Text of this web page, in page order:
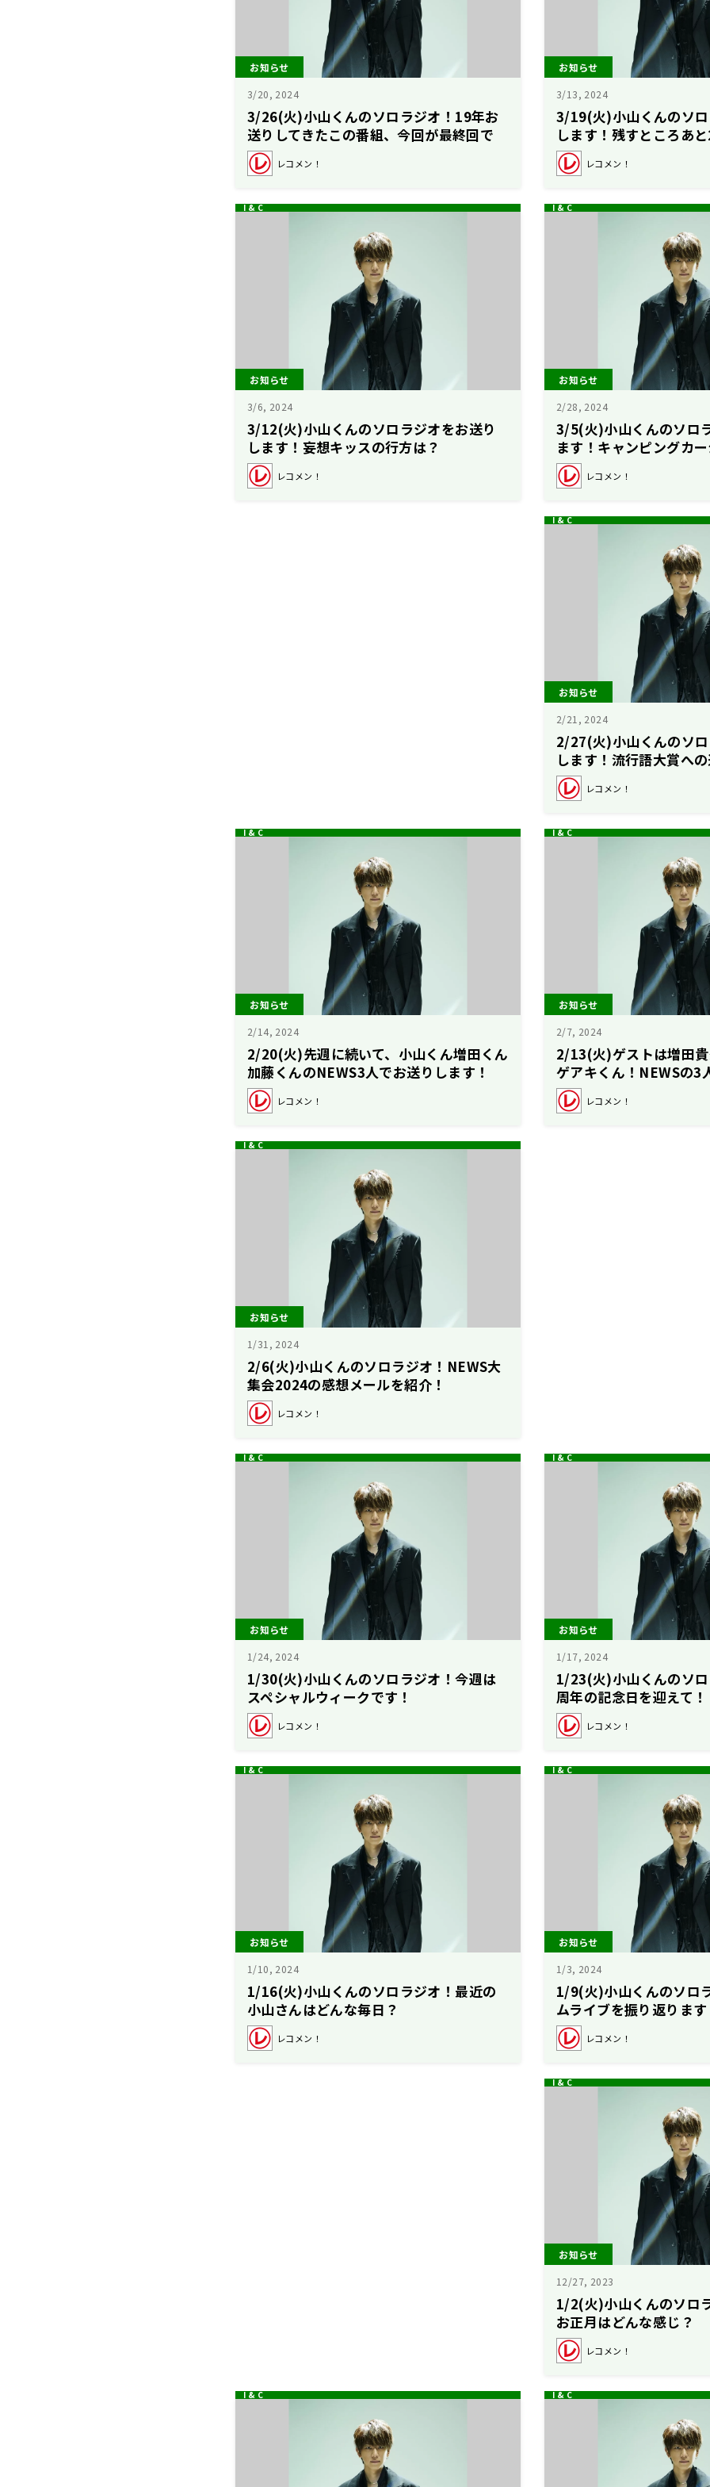
お知らせ
3/20, 2024
3/26(火)小山くんのソロラジオ！19年お
送りしてきたこの番組、今回が最終回で
す！
レコメン！
お知らせ
3/13, 2024
3/19(火)小山くんのソ
します！残すところあと
レコメン！
お知らせ
3/6, 2024
3/12(火)小山くんのソロラジオをお送り
します！妄想キッスの行方は？
レコメン！
お知らせ
2/28, 2024
3/5(火)小山くんのソロ
ます！キャンピングカ
ります！
レコメン！
お知らせ
2/21, 2024
2/27(火)小山くんのソ
します！流行語大賞への
レコメン！
お知らせ
2/14, 2024
2/20(火)先週に続いて、小山くん増田くん
加藤くんのNEWS3人でお送りします！
レコメン！
お知らせ
2/7, 2024
2/13(火)ゲストは増田
ゲアキくん！NEWSの3
す！
レコメン！
お知らせ
1/31, 2024
2/6(火)小山くんのソロラジオ！NEWS大
集会2024の感想メールを紹介！
レコメン！
お知らせ
1/24, 2024
1/30(火)小山くんのソロラジオ！今週は
スペシャルウィークです！
レコメン！
お知らせ
1/17, 2024
1/23(火)小山くんのソ
周年の記念日を迎えて！
レコメン！
お知らせ
1/10, 2024
1/16(火)小山くんのソロラジオ！最近の
小山さんはどんな毎日？
レコメン！
お知らせ
1/3, 2024
1/9(火)小山くんのソロ
ムライブを振り返ります
レコメン！
お知らせ
12/27, 2023
1/2(火)小山くんのソロ
お正月はどんな感じ？
レコメン！